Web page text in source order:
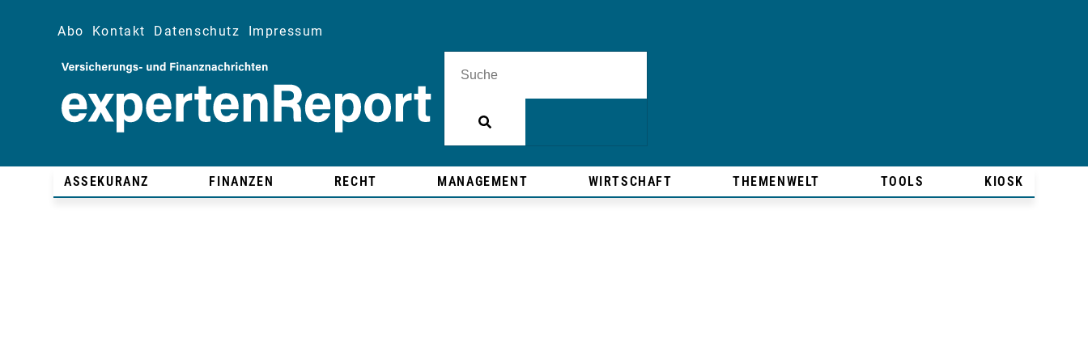
Abo Kontakt Datenschutz Impressum
ASSEKURANZ FINANZEN RECHT MANAGEMENT WIRTSCHAFT THEMENWELT TOOLS KIOSK